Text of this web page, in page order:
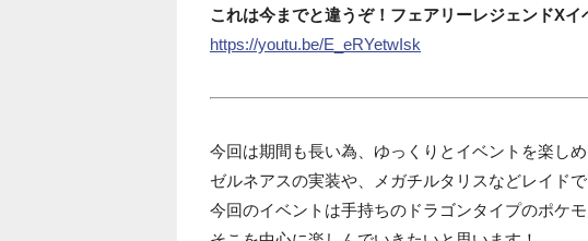
これは今までと違うぞ！フェアリーレジェンドXイ
https://youtu.be/E_eRYetwIsk
今回は期間も長い為、ゆっくりとイベントを楽し
ゼルネアスの実装や、メガチルタリスなどレイド
今回のイベントは手持ちのドラゴンタイプのポケ